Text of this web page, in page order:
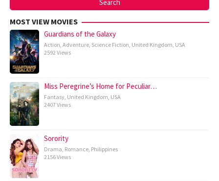
MOST VIEW MOVIES
Guardians of the Galaxy
Action, Adventure, Science Fiction, United Kingdom, USA
2592 Views
Miss Peregrine’s Home for Peculiar…
Fantasy, United Kingdom, USA
2407 Views
Sorority
Drama, Romance, Philippines
2156 Views